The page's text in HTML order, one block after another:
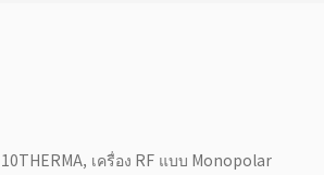
เครื่อง RF แบบ Monopolar